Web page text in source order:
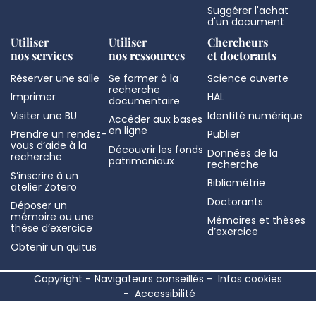
Suggérer l'achat
d'un document
Utiliser
nos services
Réserver une salle
Imprimer
Visiter une BU
Prendre un rendez-
vous d’aide à la
recherche
S’inscrire à un
atelier Zotero
Déposer un
mémoire ou une
thèse d’exercice
Obtenir un quitus
Utiliser
nos ressources
Se former à la
recherche
documentaire
Accéder aux bases
en ligne
Découvrir les fonds
patrimoniaux
Chercheurs
et doctorants
Science ouverte
HAL
Identité numérique
Publier
Données de la
recherche
Bibliométrie
Doctorants
Mémoires et thèses
d’exercice
Copyright Navigateurs conseillés
Infos cookies
Accessibilité